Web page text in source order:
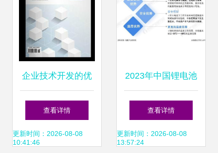
企业技术开发的优
化路径与实践策略
查看详情
更新时间：2026-08-08
10:41:46
2023年中国锂电池
行业技术突破与未
来趋势洞察 创新路
查看详情
更新时间：2026-08-08
13:57:24